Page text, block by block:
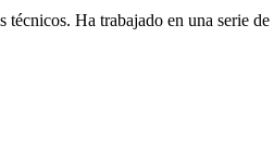
Ha trabajado en una serie